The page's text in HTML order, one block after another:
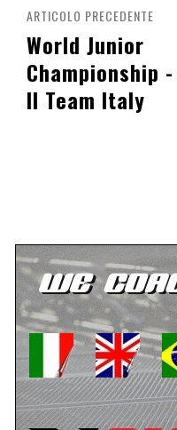
ARTICOLO PRECEDENTE
World Junior
Championship -
Il Team Italy